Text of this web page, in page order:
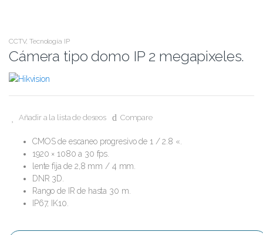
CCTV,Tecnología IP
Cámera tipo domo IP 2 megapixeles.
Añadir a la lista de deseos Compare
CMOS de escaneo progresivo de 1 / 2.8 «.
1920 × 1080 a 30 fps.
lente fija de 2,8 mm / 4 mm.
DNR 3D.
Rango de IR de hasta 30 m.
IP67, IK10.